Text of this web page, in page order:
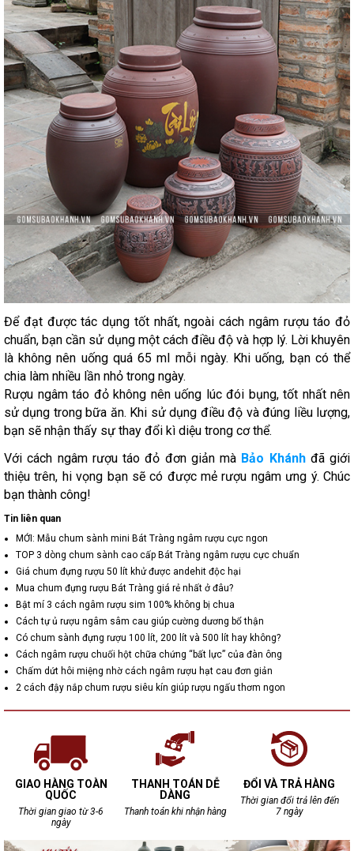
Để đạt được tác dụng tốt nhất, ngoài cách ngâm rượu táo đỏ
chuẩn, bạn cần sử dụng một cách điều độ và hợp lý. Lời khuyên
là không nên uống quá 65 ml mỗi ngày. Khi uống, bạn có thể
chia làm nhiều lần nhỏ trong ngày.
Rượu ngâm táo đỏ không nên uống lúc đói bụng, tốt nhất nên
sử dụng trong bữa ăn. Khi sử dụng điều độ và đúng liều lượng,
bạn sẽ nhận thấy sự thay đổi kì diệu trong cơ thể.
Với cách ngâm rượu táo đỏ đơn giản mà Bảo Khánh đã giới
thiệu trên, hi vọng bạn sẽ có được mẻ rượu ngâm ưng ý. Chúc
bạn thành công!
Tin liên quan
MỚI: Mẫu chum sành mini Bát Tràng ngâm rượu cực ngon
TOP 3 dòng chum sành cao cấp Bát Tràng ngâm rượu cực chuẩn
Giá chum đựng rượu 50 lít khử được andehit độc hại
Mua chum đựng rượu Bát Tràng giá rẻ nhất ở đâu?
Bật mí 3 cách ngâm rượu sim 100% không bị chua
Cách tự ủ rượu ngâm sâm cau giúp cường dương bổ thận
Có chum sành đựng rượu 100 lít, 200 lít và 500 lít hay không?
Cách ngâm rượu chuối hột chữa chứng “bất lực” của đàn ông
Chấm dứt hôi miệng nhờ cách ngâm rượu hạt cau đơn giản
2 cách đậy nắp chum rượu siêu kín giúp rượu ngấu thơm ngon
GIAO HÀNG TOÀN
QUỐC
Thời gian giao từ 3-6
ngày
THANH TOÁN DỄ
DÀNG
Thanh toán khi nhận hàng
ĐỔI VÀ TRẢ HÀNG
Thời gian đổi trả lên đến
7 ngày